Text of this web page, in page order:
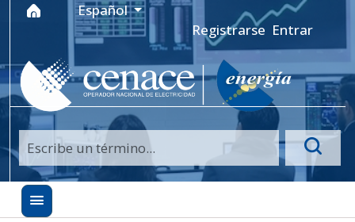
Ir al menú de navegación principal
Ir al contenido principal
Ir al pie de página del sitio
Idioma
Español
Registrarse Entrar